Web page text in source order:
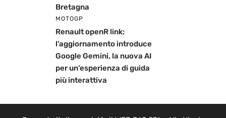
Bretagna
MOTOGP
Renault openR link:
l’aggiornamento introduce
Google Gemini, la nuova AI
per un’esperienza di guida
più interattiva